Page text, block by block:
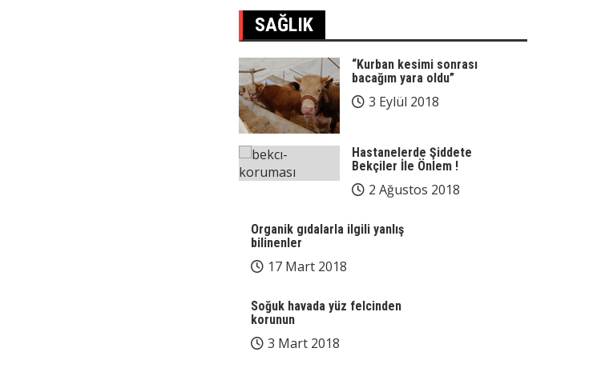
SAĞLIK
“Kurban kesimi sonrası
bacağım yara oldu”
3 Eylül 2018
Hastanelerde Şiddete
Bekçiler İle Önlem !
2 Ağustos 2018
Organik gıdalarla ilgili yanlış
bilinenler
17 Mart 2018
Soğuk havada yüz felcinden
korunun
3 Mart 2018